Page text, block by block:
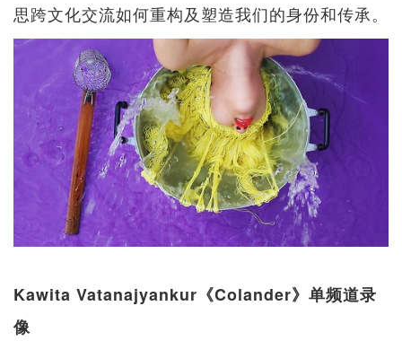
思跨文化交流如何重构及塑造我们的身份和传承。
Kawita Vatanajyankur《Colander》单频道录
像